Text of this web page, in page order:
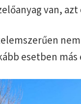
van,
esetben